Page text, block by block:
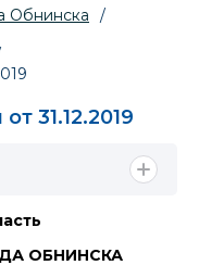
Обнинска
/
31.12.2019
ОБНИНСКА